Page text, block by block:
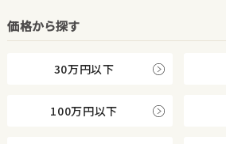
価格から探す
30万円以下
100万円以下